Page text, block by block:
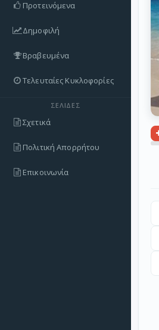
Προτεινόμενα
Δημοφιλή
Βραβευμένα
Τελευταίες Κυκλοφορίες
ΣΕΛΊΔΕΣ
Σχετικά
Πολιτική Απορρήτου
Επικοινωνία